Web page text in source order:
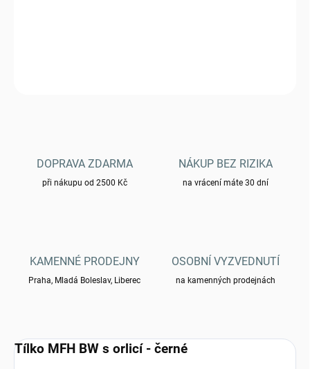
DOPRAVA ZDARMA
při nákupu od 2500 Kč
NÁKUP BEZ RIZIKA
na vrácení máte 30 dní
KAMENNÉ PRODEJNY
Praha, Mladá Boleslav, Liberec
OSOBNÍ VYZVEDNUTÍ
na kamenných prodejnách
Tílko MFH BW s orlicí - černé